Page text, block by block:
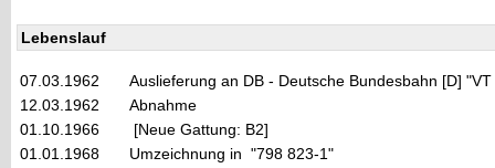
Lebenslauf
07.03.1962
Auslieferung an DB - Deutsche Bundesbahn [D]
12.03.1962
Abnahme
01.10.1966
[Neue Gattung: B2]
01.01.1968
Umzeichnung in "798 823-1"